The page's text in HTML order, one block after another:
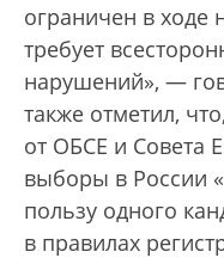
ограничен в ходе
требует
нарушений», —
также отметил,
от ОБСЕ и Совета
выборы в России
пользу одного
в правилах